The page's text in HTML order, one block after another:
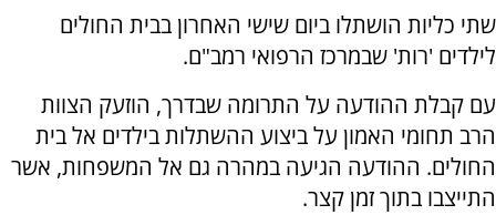
שתי כליות הושתלו ביום שישי האחרון בבית החולים
לילדים 'רות' שבמרכז הרפואי רמב"ם.
עם קבלת ההודעה על התרומה שבדרך, הוזעק הצוות
הרב תחומי האמון על ביצוע ההשתלות בילדים אל בית
החולים. ההודעה הגיעה במהרה גם אל המשפחות, אשר
התייצבו בתוך זמן קצר.